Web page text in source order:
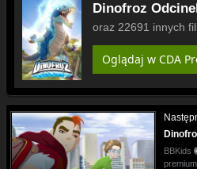
Dinofroz
oraz 22691 innych
Oglądaj w CDA
BBKids
premium